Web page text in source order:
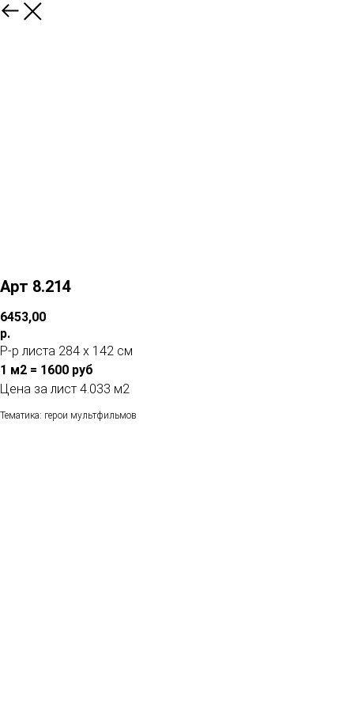
Арт 8.214
6453,00
р.
Р-р листа 284 х 142 см
1 м2 = 1600 руб
Цена за лист 4.033 м2
Тематика: герои мультфильмов